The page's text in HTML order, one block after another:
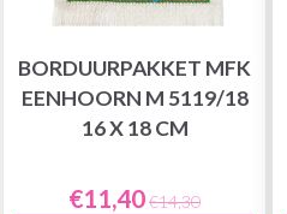
BORDUURPAKKET MFK
EENHOORN M 5119/18
16 X 18 CM
€11,40€14,30